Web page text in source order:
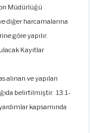
Müdürlüğü
diğer harcamalarına
göre yapılır.
Kayıtlar
alınan ve yapılan
belirtilmiştir. 13.1-
kapsamında